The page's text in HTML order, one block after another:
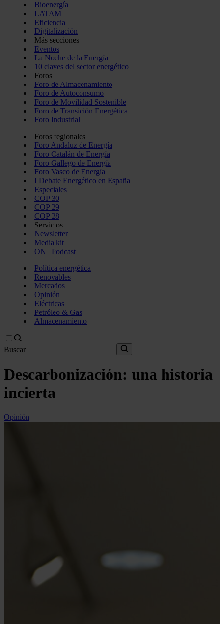
Bioenergía
LATAM
Eficiencia
Digitalización
Más secciones
Eventos
La Noche de la Energía
10 claves del sector energético
Foros
Foro de Almacenamiento
Foro de Autoconsumo
Foro de Movilidad Sostenible
Foro de Transición Energética
Foro Industrial
Foros regionales
Foro Andaluz de Energía
Foro Catalán de Energía
Foro Gallego de Energía
Foro Vasco de Energía
I Debate Energético en España
Especiales
COP 30
COP 29
COP 28
Servicios
Newsletter
Media kit
ON | Podcast
Política energética
Renovables
Mercados
Opinión
Eléctricas
Petróleo & Gas
Almacenamiento
Buscar
Descarbonización: una historia
incierta
Opinión